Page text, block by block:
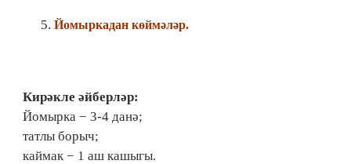
Йомыркадан көймәләр.
Кирәкле әйберләр:
Йомырка − 3-4 данә;
татлы борыч;
каймак − 1 аш кашыгы.